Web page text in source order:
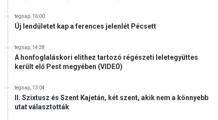
tegnap, 16:00
Új lendületet kap a ferences jelenlét Pécsett
tegnap, 14:28
A honfoglaláskori elithez tartozó régészeti leletegyüttes
került elő Pest megyében (VIDEÓ)
tegnap, 13:04
II. Szixtusz és Szent Kajetán, két szent, akik nem a könnyebb
utat választották